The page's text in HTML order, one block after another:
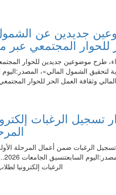
للحوار المجتمعي عبر
طرح موضوعين جديدين للحوار
الشمول المالي»، المصدر:اليوم
وثقافة العمل الحر للحوار
2026.. استمرار تسجيل الرغبات
الرغبات ضمن أعمال المرحلة
الرغبات إلكترونيا